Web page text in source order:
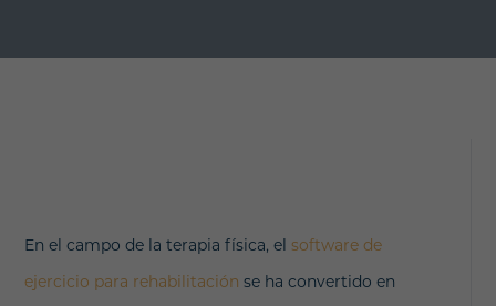
En el campo de la terapia física, el software de
ejercicio para rehabilitación se ha convertido en